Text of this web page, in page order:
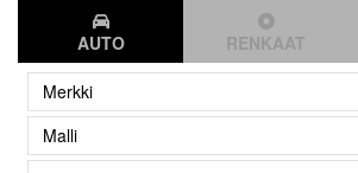
AUTO RENKAAT